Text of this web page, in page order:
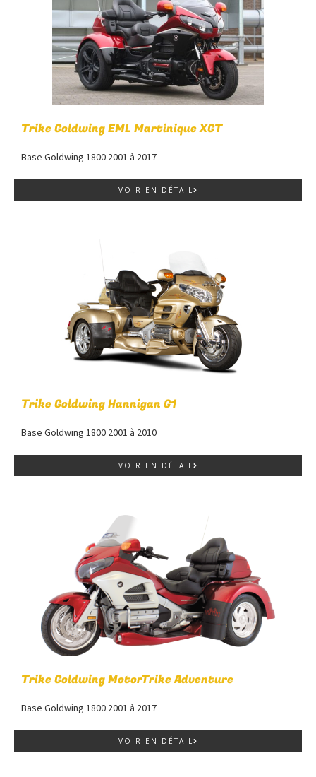
Trike Goldwing EML Martinique XGT
Base Goldwing 1800 2001 à 2017
VOIR EN DÉTAIL
Trike Goldwing Hannigan G1
Base Goldwing 1800 2001 à 2010
VOIR EN DÉTAIL
Trike Goldwing MotorTrike Adventure
Base Goldwing 1800 2001 à 2017
VOIR EN DÉTAIL